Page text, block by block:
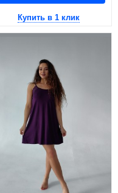
Купить в 1 клик